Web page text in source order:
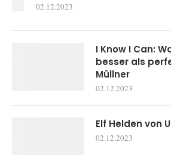
02.12.2023
I Know I Can:
besser als
Müllner
02.12.2023
Elf Helden von
02.12.2023